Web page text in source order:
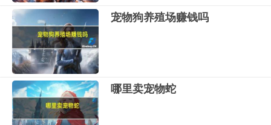
宠物狗养殖场赚钱吗
哪里卖宠物蛇